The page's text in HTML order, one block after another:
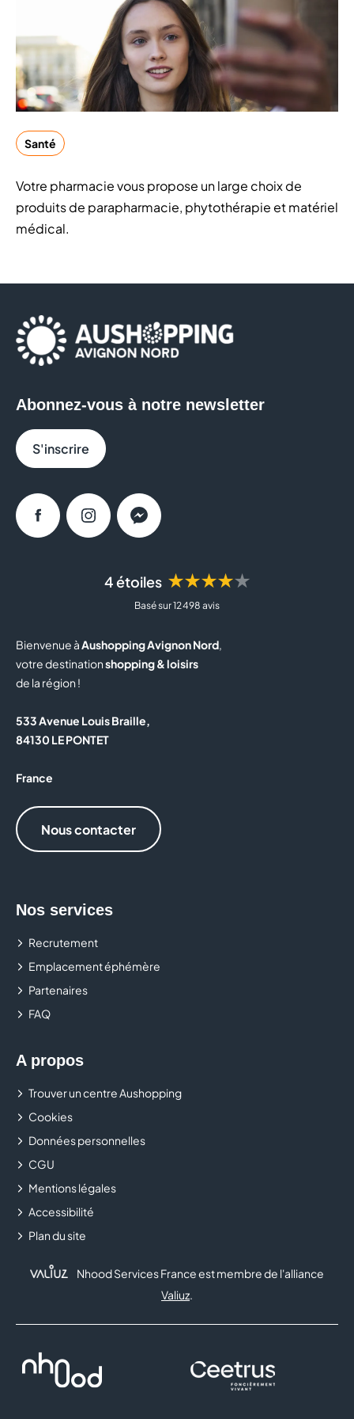
Santé
Votre pharmacie vous propose un large choix de
produits de parapharmacie, phytothérapie et matériel
médical.
4 étoiles ★★★★★
Basé sur 12 498 avis
Bienvenue àAushopping Avignon Nord,
votre destinationshopping & loisirs
de la région !
533 Avenue Louis Braille,
84130 LE PONTET
France
Nous contacter
Nos services
Recrutement
Emplacement éphémère
Partenaires
FAQ
A propos
Trouver un centre Aushopping
Cookies
Données personnelles
CGU
Mentions légales
Accessibilité
Plan du site
Abonnez-vous à notre newsletter
S'inscrire
FacebookInstagramMessenger
Nhood Services France est membre de l'alliance
Valiuz.